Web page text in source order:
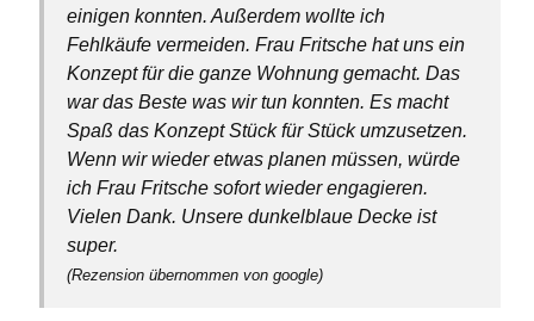
einigen konnten. Außerdem wollte ich
Fehlkäufe vermeiden. Frau Fritsche hat uns ein
Konzept für die ganze Wohnung gemacht. Das
war das Beste was wir tun konnten. Es macht
Spaß das Konzept Stück für Stück umzusetzen.
Wenn wir wieder etwas planen müssen, würde
ich Frau Fritsche sofort wieder engagieren.
Vielen Dank. Unsere dunkelblaue Decke ist
super.
(Rezension übernommen von google)